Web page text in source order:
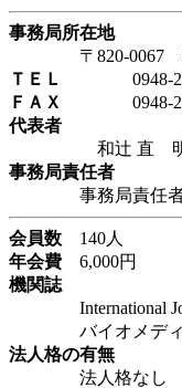
事務局所在地
〒820-0067 福岡
ＴＥＬ
0948-24-
ＦＡＸ
0948-24-
代表者
和辻 直 明治
事務局責任者
事務局責任者 後
会員数 140人
年会費 6,000円
機関誌
International
バイオメディカル
法人格の有無
法人格なし